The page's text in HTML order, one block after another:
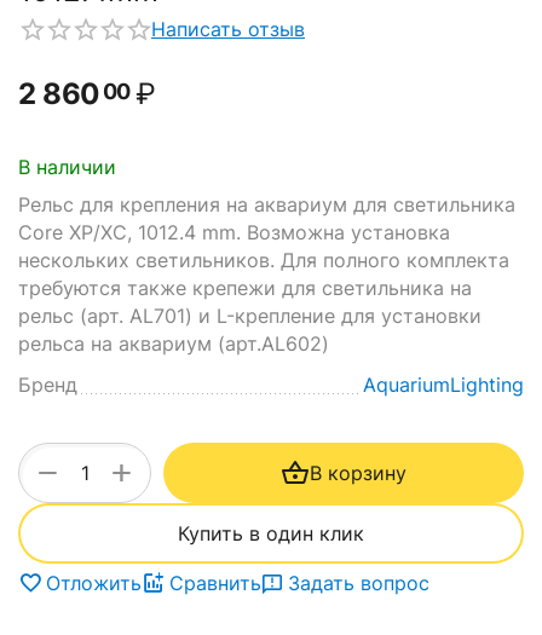
Написать отзыв
2 86000 ₽
В наличии
Рельс для крепления на аквариум для светильника
Core XP/XC, 1012.4 mm. Возможна установка
нескольких светильников. Для полного комплекта
требуются также крепежи для светильника на
рельс (арт. AL701) и L-крепление для установки
рельса на аквариум (арт.AL602)
Бренд
AquariumLighting
+
− В корзину
Купить в один клик
Отложить Сравнить Задать вопрос